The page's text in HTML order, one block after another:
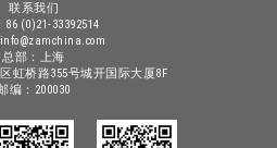
联系我们
86 (0)21-33392514
总部：上海
虹桥路355号城开国际大厦8F
编：200030